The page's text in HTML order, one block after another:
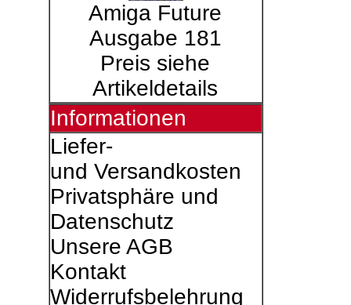
Amiga Future
Ausgabe 181
Preis siehe
Artikeldetails
Informationen
Liefer-
und Versandkosten
Privatsphäre und
Datenschutz
Unsere AGB
Kontakt
Widerrufsbelehrung